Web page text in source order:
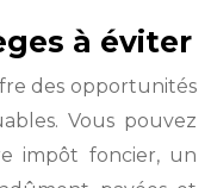
à éviter
des opportunités
Vous pouvez
impôt foncier, un